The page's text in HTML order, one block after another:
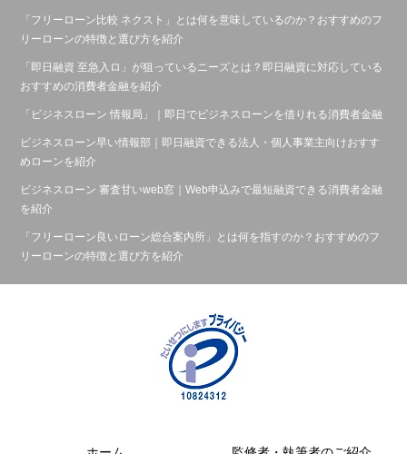
「フリーローン比較 ネクスト」とは何を意味しているのか？おすすめのフ
リーローンの特徴と選び方を紹介
「即日融資 至急入ロ」が狙っているニーズとは？即日融資に対応している
おすすめの消費者金融を紹介
「ビジネスローン 情報局」｜即日でビジネスローンを借りれる消費者金融
ビジネスローン早い情報部｜即日融資できる法人・個人事業主向けおすす
めローンを紹介
ビジネスローン 審査甘いweb窓｜Web申込みで最短融資できる消費者金融
を紹介
「フリーローン良いローン総合案内所」とは何を指すのか？おすすめのフ
リーローンの特徴と選び方を紹介